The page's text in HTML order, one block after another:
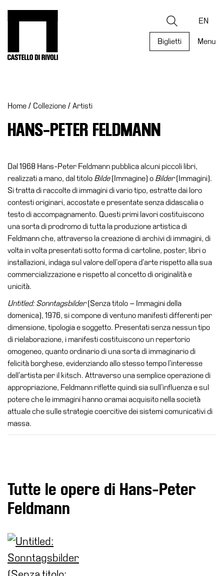
Ricerca EN
Biglietti Menu
Eventi
Archivi
del
Cosmo
Digitale
Collezione
Accessibilità
Educazione
News
Dipartimento
Educazione
Formazione
Ricerca
Famiglie
Scuole
Visite
guidate
Progetto
Storia
Sedi
sedi
Edificio
Home / Collezione / Artisti
HANS-PETER FELDMANN
Dal 1968 Hans-Peter Feldmann pubblica alcuni piccoli libri,
realizzati a mano, dal titolo Bilde(Immagine) o Bilder(Immagini).
Si tratta di raccolte di immagini di vario tipo, estratte dai loro
contesti originari, accostate e presentate senza didascalia o
testo di accompagnamento. Questi primi lavori costituiscono
una sorta di prodromo di tutta la produzione artistica di
Feldmann che, attraverso la creazione di archivi di immagini, di
volta in volta presentati sotto forma di cartoline, poster, libri o
installazioni, indaga sul valore dell’opera d’arte rispetto alla sua
commercializzazione e rispetto al concetto di originalità e
unicità.
Untitled: Sonntagsbilder(Senza titolo – Immagini della
domenica), 1976, si compone di ventuno manifesti differenti per
dimensione, tipologia e soggetto. Presentati senza nessun tipo
di rielaborazione, i manifesti costituiscono un repertorio
omogeneo, quanto ordinario di una sorta di immaginario di
felicità borghese, evidenziando allo stesso tempo l’interesse
dell’artista per il kitsch. Attraverso una semplice operazione di
appropriazione, Feldmann riflette quindi sia sull’influenza e sul
potere che le immagini hanno oramai acquisito nella società
attuale che sulle strategie coercitive dei sistemi comunicativi di
massa.
Tutte le opere di Hans-Peter
Feldmann